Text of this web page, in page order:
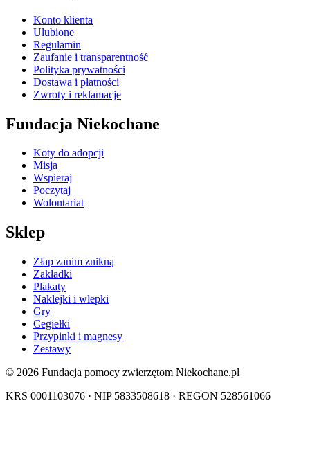
Konto klienta
Ulubione
Regulamin
Zaufanie i transparentność
Polityka prywatności
Dostawa i płatności
Zwroty i reklamacje
Fundacja Niekochane
Koty do adopcji
Misja
Wspieraj
Poczytaj
Wolontariat
Sklep
Złap zanim znikną
Zakładki
Plakaty
Naklejki i wlepki
Gry
Cegiełki
Przypinki i magnesy
Zestawy
© 2026 Fundacja pomocy zwierzętom Niekochane.pl
KRS 0001103076 · NIP 5833508618 · REGON 528561066